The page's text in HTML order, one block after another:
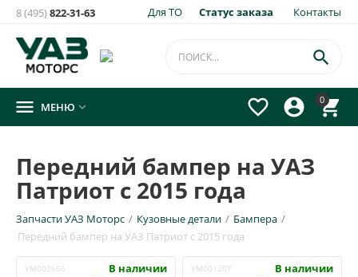
Для ТО Статус заказа Контакты
8 (495)822-31-63
0




 МЕНЮ 
Передний бампер на УАЗ
Патриот с 2015 года
Запчасти УАЗ Моторс / Кузовные детали / Бампера /
Передний бампер на УАЗ Патриот с 2015 года
УМ002666 В наличии УМ001207 В наличии